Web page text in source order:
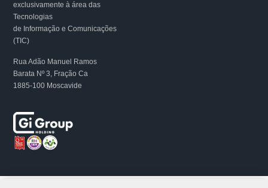
exclusivamente à área das
Tecnologias
de Informação e Comunicações
(TIC)
Rua Adão Manuel Ramos
Barata Nº 3, Fração Ca
1885-100 Moscavide